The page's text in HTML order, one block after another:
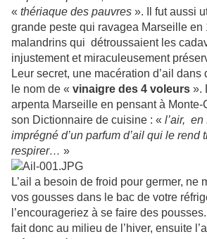
« thériaque des pauvres ». Il fut aussi
grande peste qui ravagea Marseille en
malandrins qui détroussaient les
injustement et miraculeusement
Leur secret, une macération d’ail
le nom de « vinaigre des 4 voleurs ».
arpenta Marseille en pensant à
son Dictionnaire de cuisine : « l’air, en
imprégné d’un parfum d’ail qui le rend
respirer… »
L’ail a besoin de froid pour germer, ne
vos gousses dans le bac de votre
l’encourageriez à se faire des
fait donc au milieu de l’hiver, ensuite